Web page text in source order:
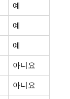
예
예
예
아니요
아니요